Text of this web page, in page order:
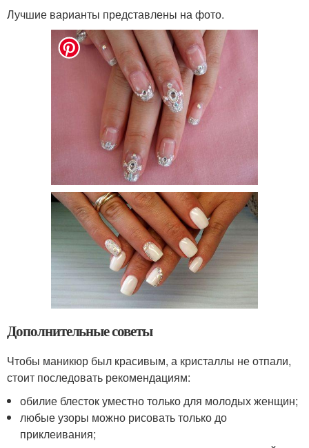
Лучшие варианты представлены на фото.
Дополнительные советы
Чтобы маникюр был красивым, а кристаллы не отпали,
стоит последовать рекомендациям:
обилие блесток уместно только для молодых женщин;
любые узоры можно рисовать только до
приклеивания;